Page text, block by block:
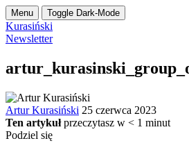
Menu Toggle Dark-Mode
Kurasiński
Newsletter
Artur Kurasiński 25 czerwca 2023
Ten artykuł przeczytasz w < 1 minut
Podziel się